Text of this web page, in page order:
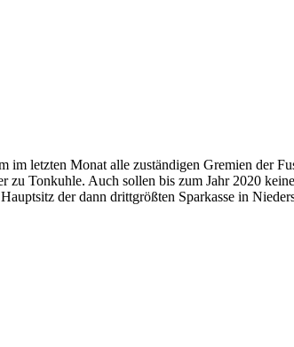
letzten Monat alle zuständigen Gremien der
zu Tonkuhle. Auch sollen bis zum Jahr 2020
der dann drittgrößten Sparkasse in